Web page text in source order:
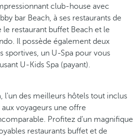
club-house avec
bar Beach, à ses restaurants de
restaurant buffet Beach et le
Il possède également deux
sportives, un U-Spa pour vous
U-Kids Spa (payant).
, l'un des meilleurs hôtels tout inclus
voyageurs une offre
Profitez d'un magnifique
restaurants buffet et de